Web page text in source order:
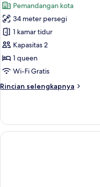
Pemandangan kota
34 meter persegi
1 kamar tidur
Kapasitas 2
1 queen
Wi-Fi Gratis
Rincian selengkapnya
Rincian
Junior
Suite